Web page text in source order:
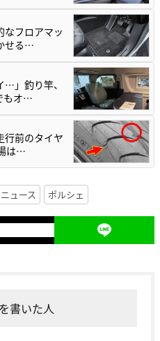
なフロアマッ
せる…
…」釣り竿、
もオ…
行前のタイヤ
は…
ニュース ポルシェ
書いた人